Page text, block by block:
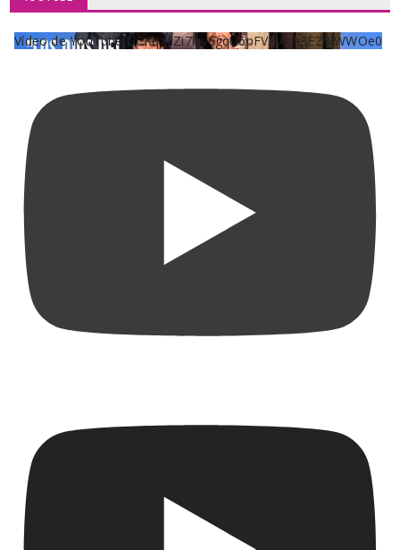
Vídeo de YouTube UCKqYjiZi7lzy6gqU6pFVFiA_A3EZ9JWWOe0